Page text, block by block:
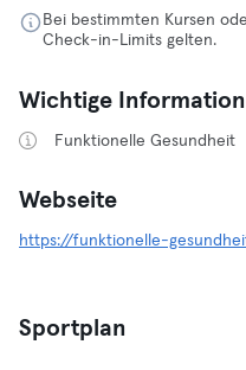
Bei bestimmten Kursen
Check-in-Limits gelten.
Wichtige
Funktionelle Gesundheit
Webseite
https://funktionelle-
Sportplan